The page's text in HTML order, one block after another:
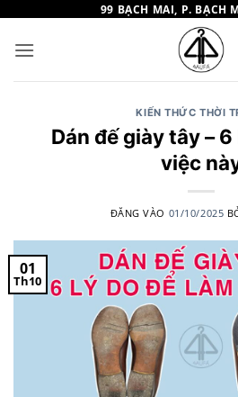
nội
dung
99 BẠCH MAI, P. BẠCH
KIẾN THỨC THỜI
Dán đế giày tây –
việc
ĐĂNG VÀO 01/10/2025
01
Th10